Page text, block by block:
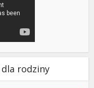
dla rodziny